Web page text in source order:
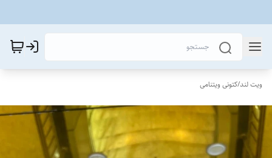
ویت لند/کتونی ویتنامی